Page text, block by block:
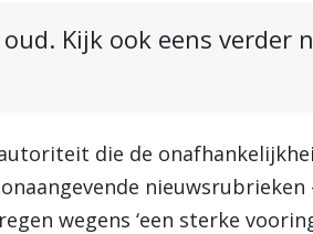
Kijk ook eens verder
die de
wegens ‘een sterke